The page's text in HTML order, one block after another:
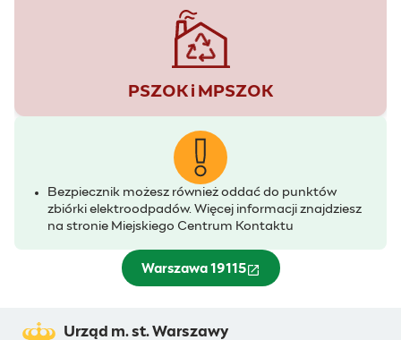
PSZOK i MPSZOK
Bezpiecznik możesz również oddać do punktów
zbiórki elektroodpadów. Więcej informacji znajdziesz
na stronie Miejskiego Centrum Kontaktu
Warszawa 19115
(otwiera się w nowym oknie)
Urząd m. st. Warszawy